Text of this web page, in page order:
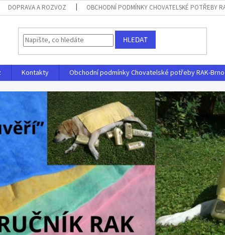
DOPRAVA A ROZVOZ OBCHODNÍ PODMÍNKY CHOVATELSKÉ POTŘEBY
HLEDAT
Kontakty Obchodní podmínky Chovatelské potřeby RAK-Brno